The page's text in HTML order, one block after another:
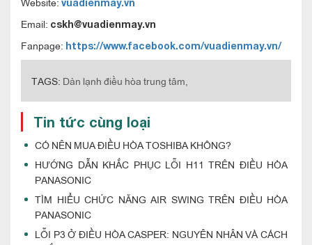
vuadienmay.vn
Email: cskh@vuadienmay.vn
Fanpage: https://www.facebook.com/vuadienmay.vn/
TAGS: Dàn lạnh điều hòa trung tâm,
Tin tức cùng loại
CÓ NÊN MUA ĐIỀU HÒA TOSHIBA KHÔNG?
HƯỚNG DẪN KHẮC PHỤC LỖI H11 TRÊN ĐIỀU HÒA
PANASONIC
TÌM HIỂU CHỨC NĂNG AIR SWING TRÊN ĐIỀU HÒA
PANASONIC
LỖI P3 Ở ĐIỀU HÒA CASPER: NGUYÊN NHÂN VÀ CÁCH